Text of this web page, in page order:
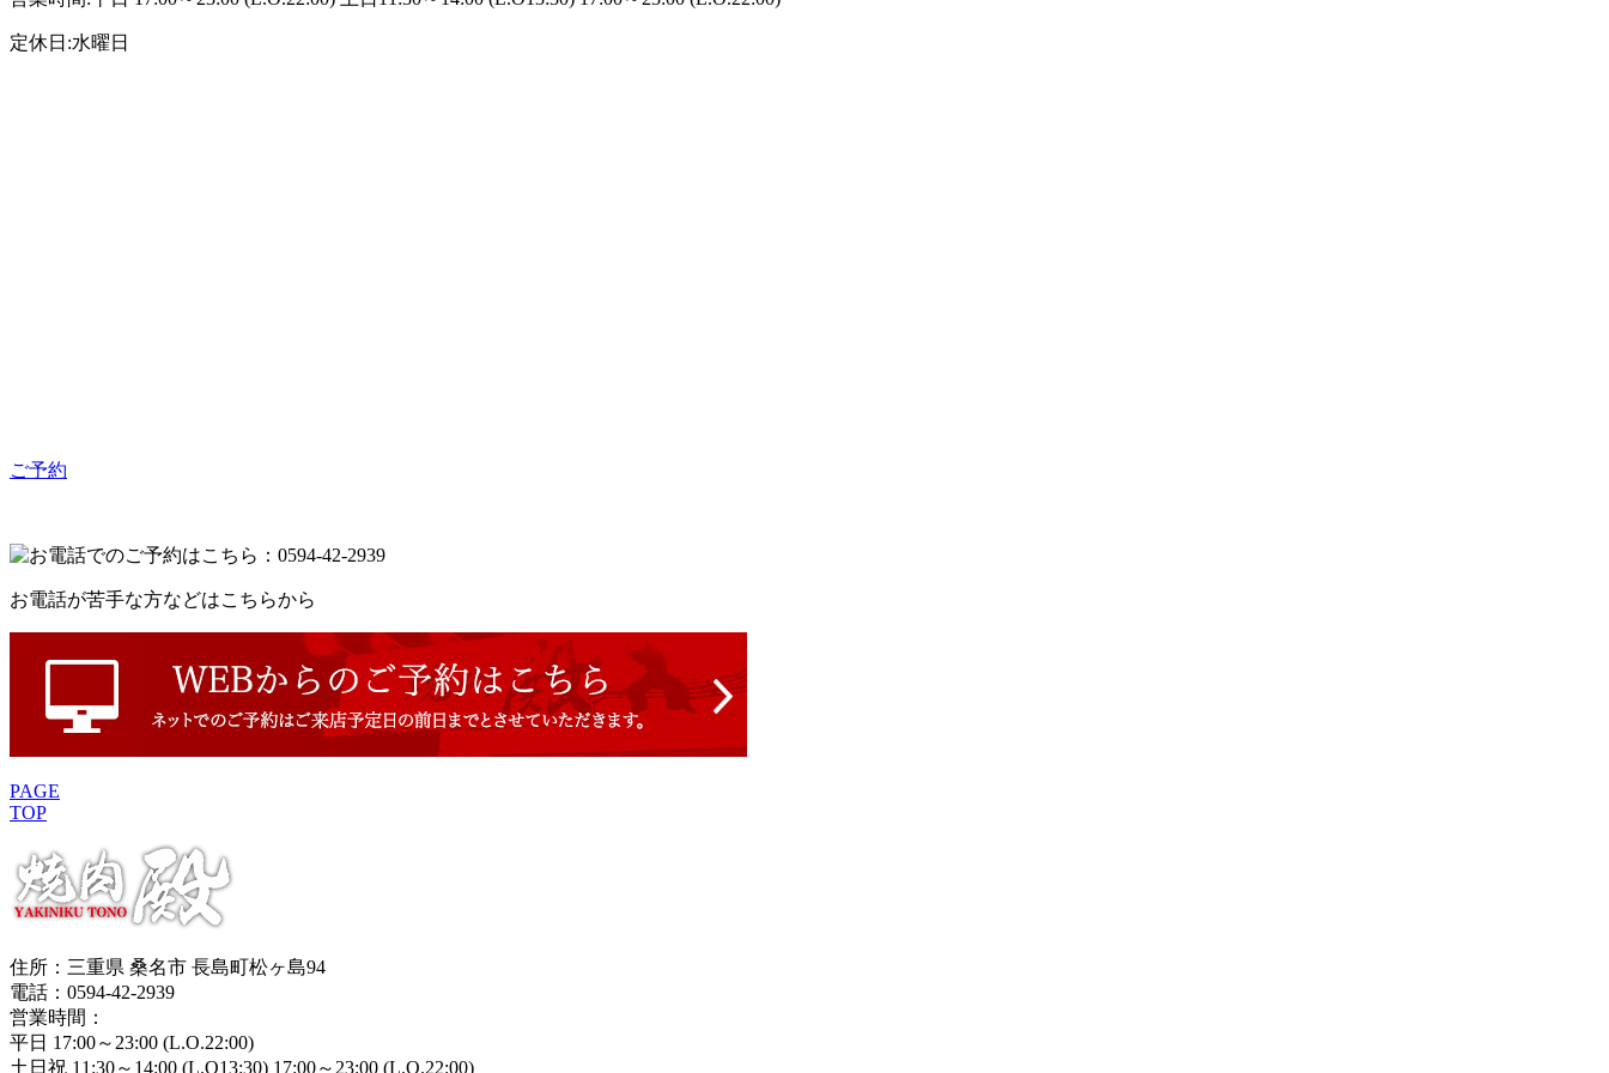
定休日:水曜日
ご予約
お電話が苦手な方などはこちらから
PAGE
TOP
住所：三重県 桑名市 長島町松ヶ島94
電話：0594-42-2939
営業時間：
平日 17:00～23:00 (L.O.22:00)
土日祝 11:30～14:00 (L.O13:30) 17:00～23:00 (L.O.22:00)